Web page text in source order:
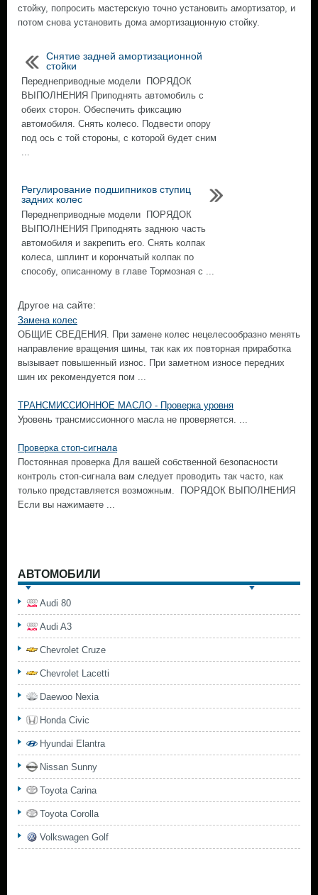
стойку, попросить мастерскую точно установить амортизатор, и
потом снова установить дома амортизационную стойку.
Снятие задней амортизационной
стойки
Переднеприводные модели ПОРЯДОК
ВЫПОЛНЕНИЯ Приподнять автомобиль с
обеих сторон. Обеспечить фиксацию
автомобиля. Снять колесо. Подвести опору
под ось с той стороны, с которой будет сним
...
Регулирование подшипников ступиц
задних колес
Переднеприводные модели ПОРЯДОК
ВЫПОЛНЕНИЯ Приподнять заднюю часть
автомобиля и закрепить его. Снять колпак
колеса, шплинт и корончатый колпак по
способу, описанному в главе Тормозная с ...
Другое на сайте:
Замена колес
ОБЩИЕ СВЕДЕНИЯ. При замене колес нецелесообразно менять
направление вращения шины, так как их повторная приработка
вызывает повышенный износ. При заметном износе передних
шин их рекомендуется пом ...
ТРАНСМИССИОННОЕ МАСЛО - Проверка уровня
Уровень трансмиссионного масла не проверяется. ...
Проверка стоп-сигнала
Постоянная проверка Для вашей собственной безопасности
контроль стоп-сигнала вам следует проводить так часто, как
только представляется возможным. ПОРЯДОК ВЫПОЛНЕНИЯ
Если вы нажимаете ...
АВТОМОБИЛИ
Audi 80
Audi A3
Chevrolet Cruze
Chevrolet Lacetti
Daewoo Nexia
Honda Civic
Hyundai Elantra
Nissan Sunny
Toyota Carina
Toyota Corolla
Volkswagen Golf